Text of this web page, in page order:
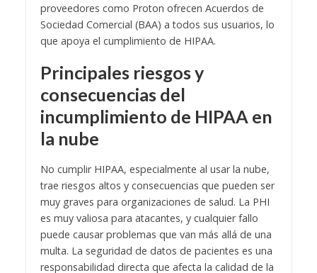
proveedores como Proton ofrecen Acuerdos de
Sociedad Comercial (BAA) a todos sus usuarios, lo
que apoya el cumplimiento de HIPAA.
Principales riesgos y
consecuencias del
incumplimiento de HIPAA en
la nube
No cumplir HIPAA, especialmente al usar la nube,
trae riesgos altos y consecuencias que pueden ser
muy graves para organizaciones de salud. La PHI
es muy valiosa para atacantes, y cualquier fallo
puede causar problemas que van más allá de una
multa. La seguridad de datos de pacientes es una
responsabilidad directa que afecta la calidad de la